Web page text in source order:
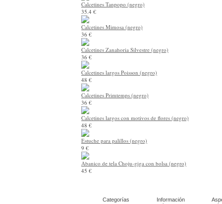
Calcetines Tanpopo (negro)
35.4 €
Calcetines Mimosa (negro)
36 €
Calcetines Zanahoria Silvestre (negro)
36 €
Calcetines largos Poisson (negro)
48 €
Calcetines Primtemps (negro)
36 €
Calcetines largos con motivos de flores (negro)
48 €
Estuche para palillos (negro)
9 €
Abanico de tela Choju-giga con bolsa (negro)
45 €
Categorías
Información